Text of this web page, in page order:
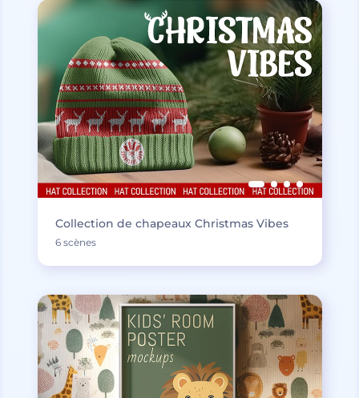
Collection de chapeaux Christmas Vibes
6 scènes